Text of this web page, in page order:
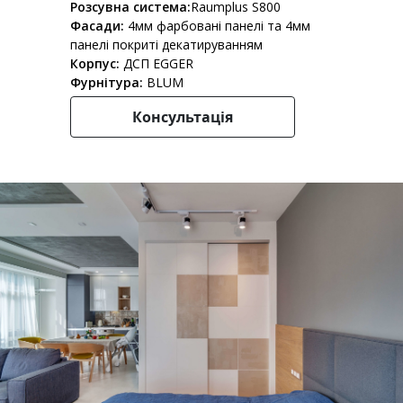
Розсувна система:Raumplus S800
Фасади: 4мм фарбовані панелі та 4мм
панелі покриті декатируванням
Корпус: ДСП EGGER
Фурнітура: BLUM
Консультація